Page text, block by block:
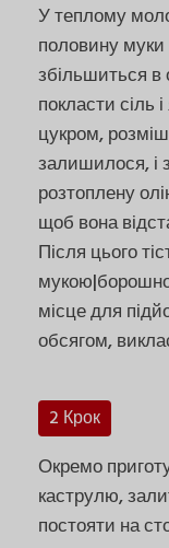
У теплому
половину муки
збільшиться в
покласти сіль
цукром,
залишилося, і
розтоплену
щоб вона
Після цього
місце для
обсягом,
2 Крок
Окремо
каструлю,
постояти на